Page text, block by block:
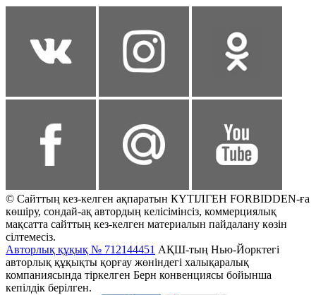
© Сайттың кез-келген ақпаратын КҮТІЛГЕН FORBIDDEN-ға
көшіру, сондай-ақ автордың келісімінсіз, коммерциялық
мақсатта сайттың кез-келген материалын пайдалану көзін
сілтемесіз.
Авторлық құқық № 712144451 АҚШ-тың Нью-Йорктегі
авторлық құқықты қорғау жөніндегі халықаралық
компаниясында тіркелген Берн конвенциясы бойынша
кепілдік берілген.